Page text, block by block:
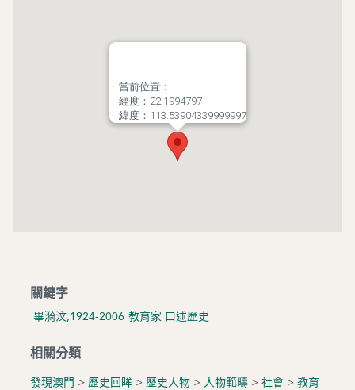
當前位置：
經度：22.1994797
緯度：113.53904339999997
關鍵字
畢漪汶,1924-2006 教育家 口述歷史
相關分類
發現澳門 > 歷史回眸> 歷史人物> 人物範疇> 社會> 教育